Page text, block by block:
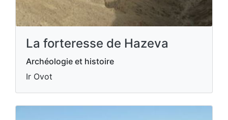
La forteresse de Hazeva
Archéologie et histoire
Ir Ovot